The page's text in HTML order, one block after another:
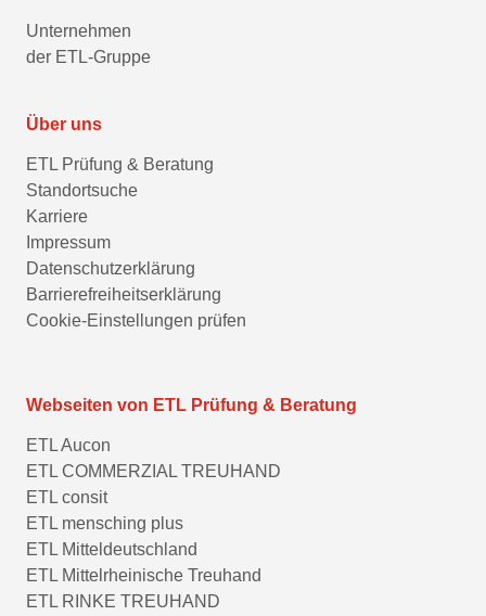
Unternehmen
der ETL-Gruppe
Über uns
ETL Prüfung & Beratung
Standortsuche
Karriere
Impressum
Datenschutzerklärung
Barrierefreiheitserklärung
Cookie-Einstellungen prüfen
Webseiten von ETL Prüfung & Beratung
ETL Aucon
ETL COMMERZIAL TREUHAND
ETL consit
ETL mensching plus
ETL Mitteldeutschland
ETL Mittelrheinische Treuhand
ETL RINKE TREUHAND